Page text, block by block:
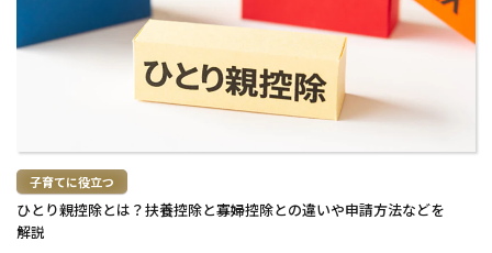
>
子育てに役立つ
ひとり親控除とは？扶養控除と寡婦控除との違いや申請方法などを
解説